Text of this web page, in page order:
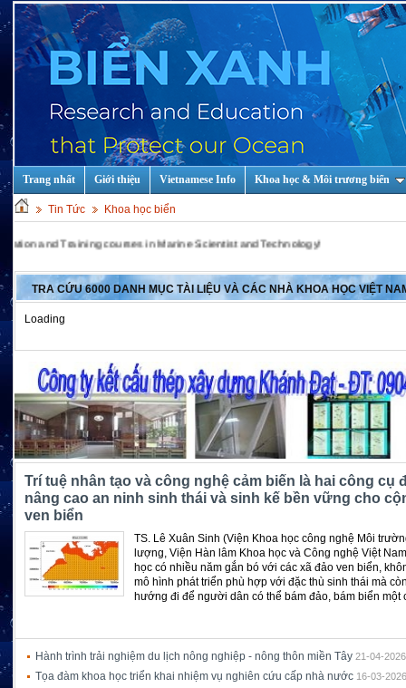
Trang nhất Giới thiệu Vietnamese Info Khoa học & Môi trương biển
Tin Tức Khoa học biển
Training courses in Marine Scientist and Technology!
TRA CỨU 6000 DANH MỤC TÀI LIỆU VÀ CÁC NHÀ KHOA HỌC VIỆT
Loading
Trí tuệ nhân tạo và công nghệ cảm biến là hai công cụ
nâng cao an ninh sinh thái và sinh kế bền vững cho
ven biển
TS. Lê Xuân Sinh (Viện Khoa học công nghệ Môi
lượng, Viện Hàn lâm Khoa học và Công nghệ Việt
học có nhiều năm gắn bó với các xã đảo ven biển,
mô hình phát triển phù hợp với đặc thù sinh thái mà
hướng đi để người dân có thể bám đảo, bám biển một
Hành trình trải nghiệm du lịch nông nghiệp - nông thôn miền Tây 21-04-
Tọa đàm khoa học triển khai nhiệm vụ nghiên cứu cấp nhà nước 16-03-